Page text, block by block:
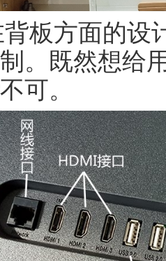
板方面的设
。既然想给
可。